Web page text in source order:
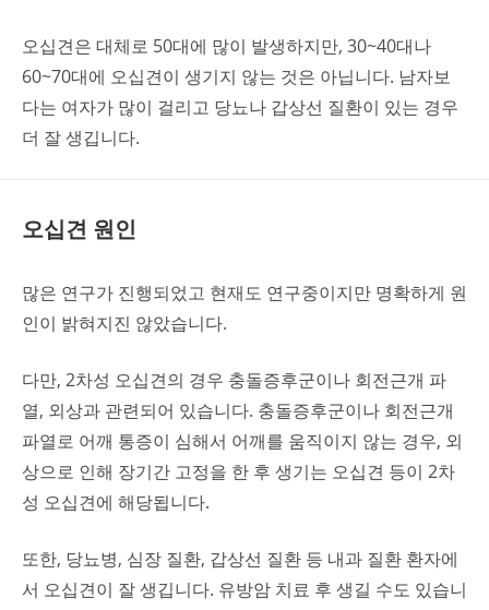
오십견은 대체로 50대에 많이 발생하지만, 30~40대나
60~70대에 오십견이 생기지 않는 것은 아닙니다. 남자보
다는 여자가 많이 걸리고 당뇨나 갑상선 질환이 있는 경우
더 잘 생깁니다.
오십견 원인
많은 연구가 진행되었고 현재도 연구중이지만 명확하게 원
인이 밝혀지진 않았습니다.
다만, 2차성 오십견의 경우 충돌증후군이나 회전근개 파
열, 외상과 관련되어 있습니다. 충돌증후군이나 회전근개
파열로 어깨 통증이 심해서 어깨를 움직이지 않는 경우, 외
상으로 인해 장기간 고정을 한 후 생기는 오십견 등이 2차
성 오십견에 해당됩니다.
또한, 당뇨병, 심장 질환, 갑상선 질환 등 내과 질환 환자에
서 오십견이 잘 생깁니다. 유방암 치료 후 생길 수도 있습니